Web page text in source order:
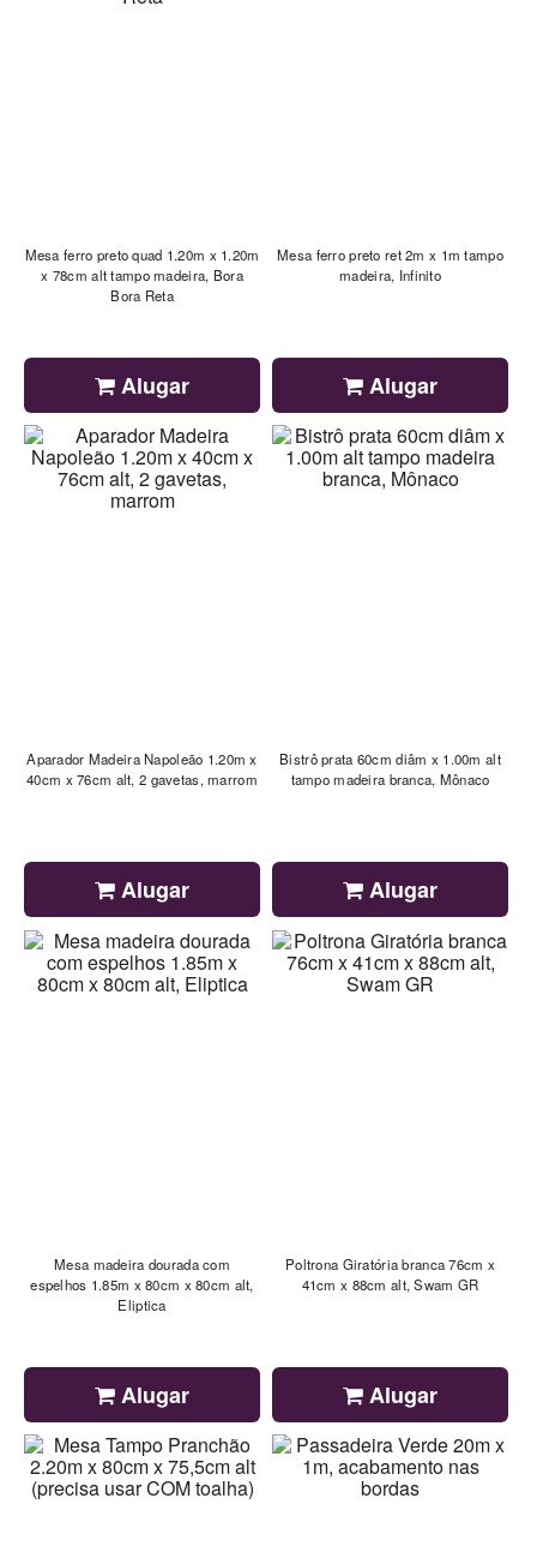
Mesa ferro preto quad 1.20m x 1.20m
x 78cm alt tampo madeira, Bora
Bora Reta
Alugar
Mesa ferro preto ret 2m x 1m tampo
madeira, Infinito
Alugar
Aparador Madeira Napoleão 1.20m x
40cm x 76cm alt, 2 gavetas, marrom
Alugar
Bistrô prata 60cm diâm x 1.00m alt
tampo madeira branca, Mônaco
Alugar
Mesa madeira dourada com
espelhos 1.85m x 80cm x 80cm alt,
Eliptica
Alugar
Poltrona Giratória branca 76cm x
41cm x 88cm alt, Swam GR
Alugar